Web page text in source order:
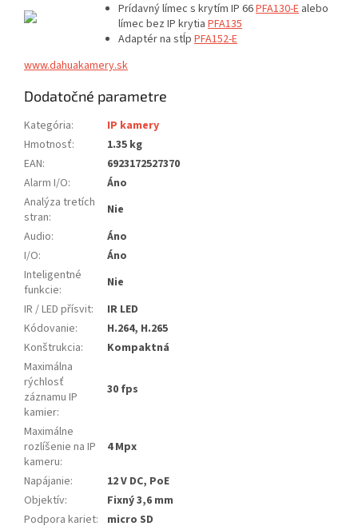
Prídavný límec s krytím IP 66PFA130-E alebo
límec bez IP krytia PFA135
Adaptér na stĺp PFA152-E
www.dahuakamery.sk
Dodatočné parametre
Kategória:
IP kamery
Hmotnosť:
1.35 kg
EAN:
6923172527370
Alarm I/O:
Áno
Analýza tretích
stran:
Nie
Audio:
Áno
I/O:
Áno
Inteligentné
funkcie:
Nie
IR / LED přísvit:
IR LED
Kódovanie:
H.264, H.265
Konštrukcia:
Kompaktná
Maximálna
rýchlosť
záznamu IP
kamier:
30 fps
Maximálne
rozlíšenie na IP
kameru:
4 Mpx
Napájanie:
12 V DC, PoE
Objektív:
Fixný 3,6 mm
Podpora kariet:
micro SD